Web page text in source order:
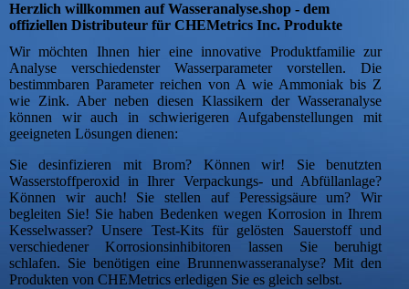
Herzlich willkommen auf Wasseranalyse.shop - dem
offiziellen Distributeur für CHEMetrics Inc. Produkte
Wir möchten Ihnen hier eine innovative Produktfamilie zur
Analyse verschiedenster Wasserparameter vorstellen. Die
bestimmbaren Parameter reichen von A wie Ammoniak bis Z
wie Zink. Aber neben diesen Klassikern der Wasseranalyse
können wir auch in schwierigeren Aufgabenstellungen mit
geeigneten Lösungen dienen:
Sie desinfizieren mit Brom? Können wir! Sie benutzten
Wasserstoffperoxid in Ihrer Verpackungs- und Abfüllanlage?
Können wir auch! Sie stellen auf Peressigsäure um? Wir
begleiten Sie! Sie haben Bedenken wegen Korrosion in Ihrem
Kesselwasser? Unsere Test-Kits für gelösten Sauerstoff und
verschiedener Korrosionsinhibitoren lassen Sie beruhigt
schlafen. Sie benötigen eine Brunnenwasseranalyse? Mit den
Produkten von CHEMetrics erledigen Sie es gleich selbst.